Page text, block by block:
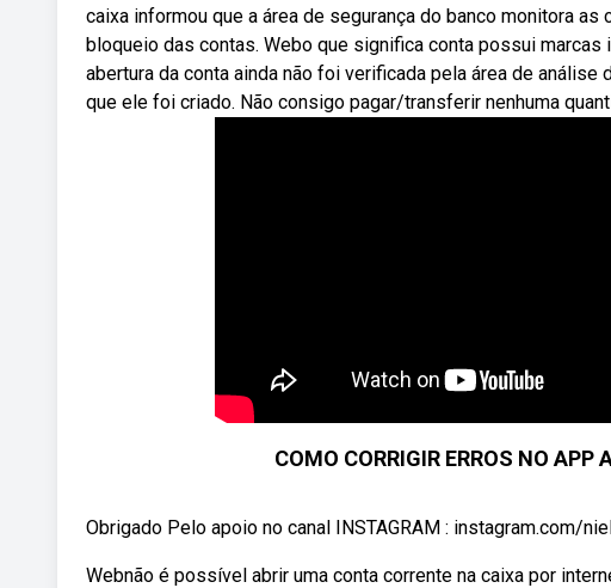
caixa informou que a área de segurança do banco monitora
bloqueio das contas. Webo que significa conta possui
abertura da conta ainda não foi verificada pela área de
que ele foi criado. Não consigo pagar/transferir nenhuma
COMO CORRIGIR ERROS NO
Obrigado Pelo apoio no canal INSTAGRAM : instagram.com/
Webnão é possível abrir uma conta corrente na caixa por